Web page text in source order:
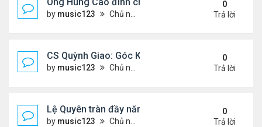
by music123 Chủ nhật Tháng 7 26, 2026 5:17 pm
0
Trả lời
CS Quỳnh Giao: Góc Khuất Của Căn Bệnh Đoạt
by music123 Chủ nhật Tháng 7 26, 2026 5:12 pm
0
Trả lời
Lệ Quyên tràn đầy năng lượng tại Mỹ
by music123 Chủ nhật Tháng 7 26, 2026 5:09 pm
0
Trả lời